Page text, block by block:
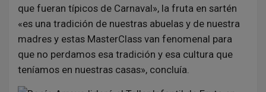
que fueran típicos de Carnaval», la fruta en sartén
«es una tradición de nuestras abuelas y de nuestra
madres y estas MasterClass van fenomenal para
que no perdamos esa tradición y esa cultura que
teníamos en nuestras casas», concluía.